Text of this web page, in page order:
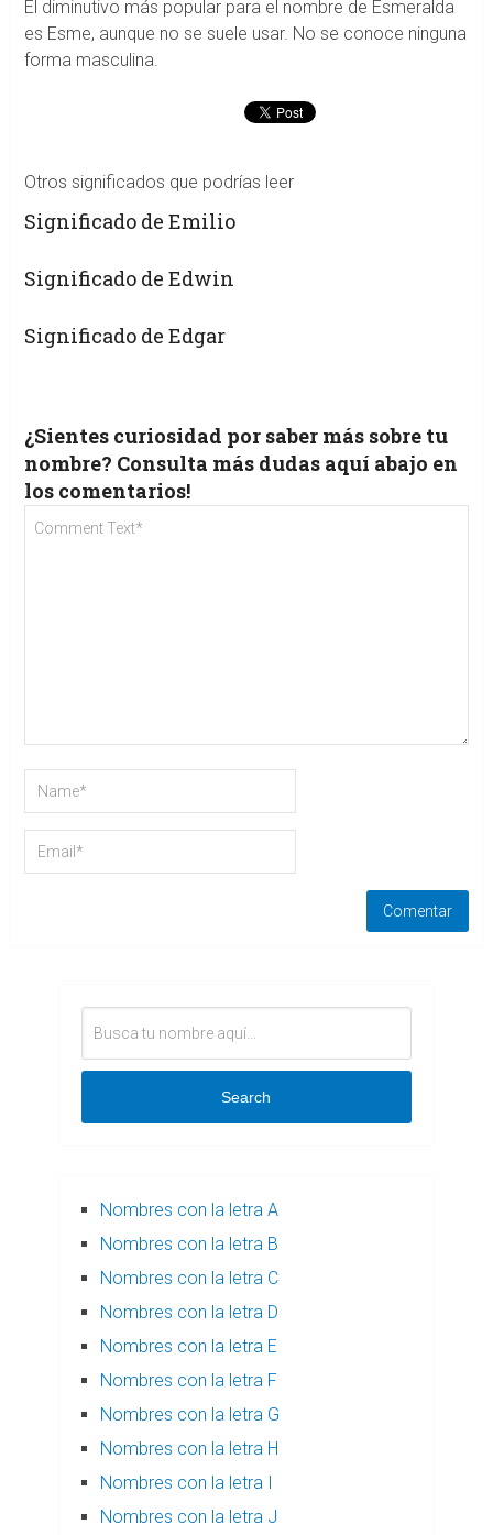
El diminutivo más popular para el nombre de Esmeralda
es Esme, aunque no se suele usar. No se conoce ninguna
forma masculina.
Otros significados que podrías leer
Significado de Emilio
Significado de Edwin
Significado de Edgar
¿Sientes curiosidad por saber más sobre tu
nombre? Consulta más dudas aquí abajo en
los comentarios!
Search
Nombres con la letra A
Nombres con la letra B
Nombres con la letra C
Nombres con la letra D
Nombres con la letra E
Nombres con la letra F
Nombres con la letra G
Nombres con la letra H
Nombres con la letra I
Nombres con la letra J